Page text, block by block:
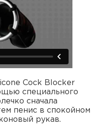
Cock Blocker
специального
сначала
пенис в спокойном
рукав.